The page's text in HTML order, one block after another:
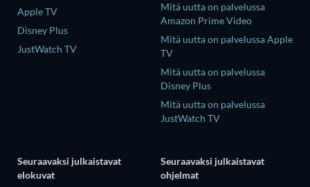
Apple TV
Disney Plus
JustWatch TV
Mitä uutta on palvelussa
Amazon Prime Video
Mitä uutta on palvelussa Apple
TV
Mitä uutta on palvelussa
Disney Plus
Mitä uutta on palvelussa
JustWatch TV
Seuraavaksi julkaistavat
elokuvat
Seuraavaksi julkaistavat
ohjelmat